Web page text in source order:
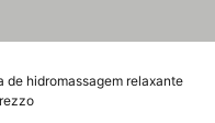
de hidromassagem relaxante